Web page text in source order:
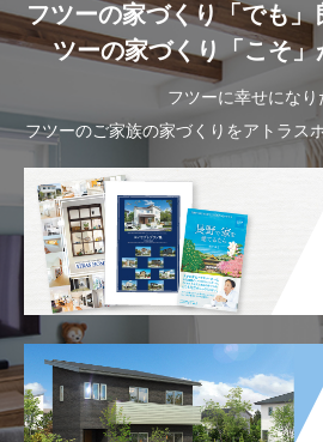
フツーの家づくり「でも」
ツーの家づくり「こそ
フツーに幸せにな
フツーのご家族の家づくりをアトラス